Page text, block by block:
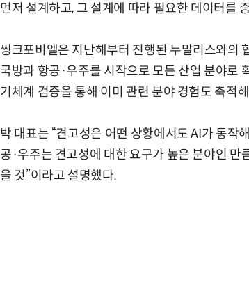
먼저 설계하고, 그 설계에 따라 필요한 데이터를
씽크포비엘은 지난해부터 진행된 누말리스와의
국방과 항공·우주를 시작으로 모든 산업 분야로
기체계 검증을 통해 이미 관련 분야 경험도 축적
박 대표는 “견고성은 어떤 상황에서도 AI가 동작
공·우주는 견고성에 대한 요구가 높은 분야인 만
을 것”이라고 설명했다.